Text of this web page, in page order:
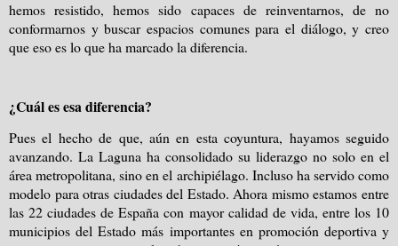
hemos resistido, hemos sido capaces de reinventarnos, de no
conformarnos y buscar espacios comunes para el diálogo, y creo
que eso es lo que ha marcado la diferencia.
¿Cuál es esa diferencia?
Pues el hecho de que, aún en esta coyuntura, hayamos seguido
avanzando. La Laguna ha consolidado su liderazgo no solo en el
área metropolitana, sino en el archipiélago. Incluso ha servido como
modelo para otras ciudades del Estado. Ahora mismo estamos entre
las 22 ciudades de España con mayor calidad de vida, entre los 10
municipios del Estado más importantes en promoción deportiva y